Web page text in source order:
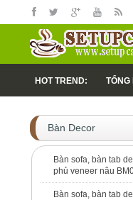
HOT TREND: TỔNG
Bàn Decor
Bàn sofa, bàn tab
phủ veneer nâu
Bàn sofa, bàn tab